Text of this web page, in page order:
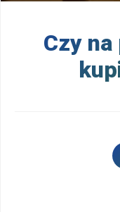
Czy